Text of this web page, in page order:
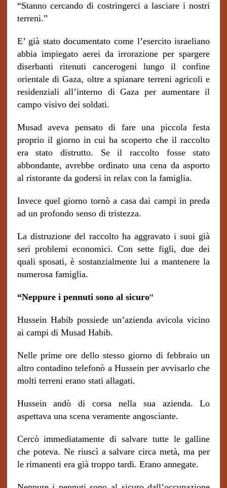
“Stanno cercando di costringerci a lasciare i nostri
terreni.”
E’ già stato documentato come l’esercito israeliano
abbia impiegato aerei da irrorazione per spargere
diserbanti ritenuti cancerogeni lungo il confine
orientale di Gaza, oltre aspianare terreni agricoli e
residenziali all’interno di Gaza per aumentare il
campo visivo dei soldati.
Musad aveva pensato di fare una piccola festa
proprio il giorno in cui ha scoperto che il raccolto
era stato distrutto. Se il raccolto fosse stato
abbondante, avrebbe ordinato una cena da asporto
al ristorante da godersi in relax con la famiglia.
Invece quel giorno tornò a casa dai campi in preda
ad un profondo senso di tristezza.
La distruzione del raccolto ha aggravato i suoi già
seri problemi economici. Con sette figli, due dei
quali sposati, è sostanzialmente lui a mantenere la
numerosa famiglia.
“Neppure i pennuti sono al sicuro“
Hussein Habib possiede un’azienda avicola vicino
ai campi di Musad Habib.
Nelle prime ore dello stesso giorno di febbraio un
altro contadino telefonò a Hussein per avvisarlo che
molti terreni erano stati allagati.
Hussein andò di corsa nella sua azienda. Lo
aspettava una scena veramente angosciante.
Cercò immediatamente di salvare tutte le galline
che poteva. Ne riuscì a salvare circa metà, ma per
le rimanenti era già troppo tardi. Erano annegate.